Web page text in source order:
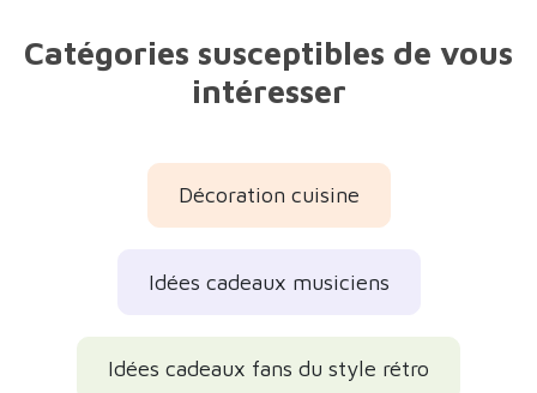
Catégories susceptibles de vous
intéresser
Décoration cuisine
Idées cadeaux musiciens
Idées cadeaux fans du style rétro